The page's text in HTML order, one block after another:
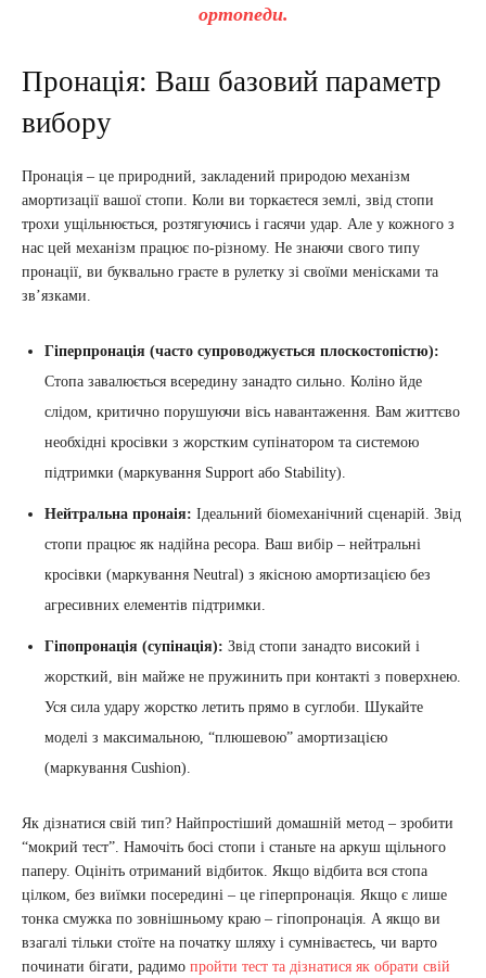
ортопеди.
Пронація: Ваш базовий параметр
вибору
Пронація – це природний, закладений природою механізм
амортизації вашої стопи. Коли ви торкаєтеся землі, звід стопи
трохи ущільнюється, розтягуючись і гасячи удар. Але у кожного з
нас цей механізм працює по-різному. Не знаючи свого типу
пронації, ви буквально граєте в рулетку зі своїми менісками та
зв’язками.
Гіперпронація (часто супроводжується плоскостопістю):
Стопа завалюється всередину занадто сильно. Коліно йде
слідом, критично порушуючи вісь навантаження. Вам життєво
необхідні кросівки з жорстким супінатором та системою
підтримки (маркування Support або Stability).
Нейтральна пронаія: Ідеальний біомеханічний сценарій. Звід
стопи працює як надійна ресора. Ваш вибір – нейтральні
кросівки (маркування Neutral) з якісною амортизацією без
агресивних елементів підтримки.
Гіпопронація (супінація): Звід стопи занадто високий і
жорсткий, він майже не пружинить при контакті з поверхнею.
Уся сила удару жорстко летить прямо в суглоби. Шукайте
моделі з максимальною, “плюшевою” амортизацією
(маркування Cushion).
Як дізнатися свій тип? Найпростіший домашній метод – зробити
“мокрий тест”. Намочіть босі стопи і станьте на аркуш щільного
паперу. Оцініть отриманий відбиток. Якщо відбита вся стопа
цілком, без виїмки посередині – це гіперпронація. Якщо є лише
тонка смужка по зовнішньому краю – гіпопронація. А якщо ви
взагалі тільки стоїте на початку шляху і сумніваєтесь, чи варто
починати бігати, радимо пройти тест та дізнатися як обрати свій